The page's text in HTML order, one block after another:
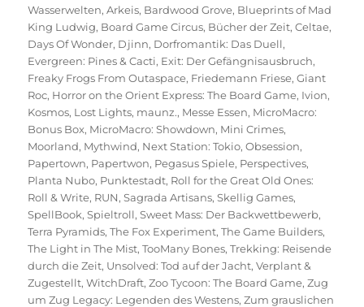
Wasserwelten,Arkeis, Bardwood Grove, Blueprints of Mad
King Ludwig, Board Game Circus, Bücher der Zeit,Celtae,
Days Of Wonder, Djinn, Dorfromantik: Das Duell,
Evergreen: Pines & Cacti, Exit: Der Gefängnisausbruch,
Freaky Frogs From Outaspace, Friedemann Friese,Giant
Roc, Horror on the Orient Express: The Board Game, Ivion,
Kosmos, Lost Lights, maunz., Messe Essen, MicroMacro:
Bonus Box, MicroMacro: Showdown, Mini Crimes,
Moorland, Mythwind, Next Station: Tokio,Obsession,
Papertown, Papertwon, Pegasus Spiele, Perspectives,
Planta Nubo, Punktestadt, Roll for the Great Old Ones:
Roll & Write, RUN,Sagrada Artisans,Skellig Games,
SpellBook,Spieltroll,Sweet Mass: Der Backwettbewerb,
Terra Pyramids,The Fox Experiment,The Game Builders,
The Light in The Mist,TooMany Bones,Trekking: Reisende
durch die Zeit, Unsolved: Tod auf der Jacht,Verplant &
Zugestellt,WitchDraft,Zoo Tycoon: The Board Game,Zug
um Zug Legacy: Legenden des Westens,Zum grauslichen